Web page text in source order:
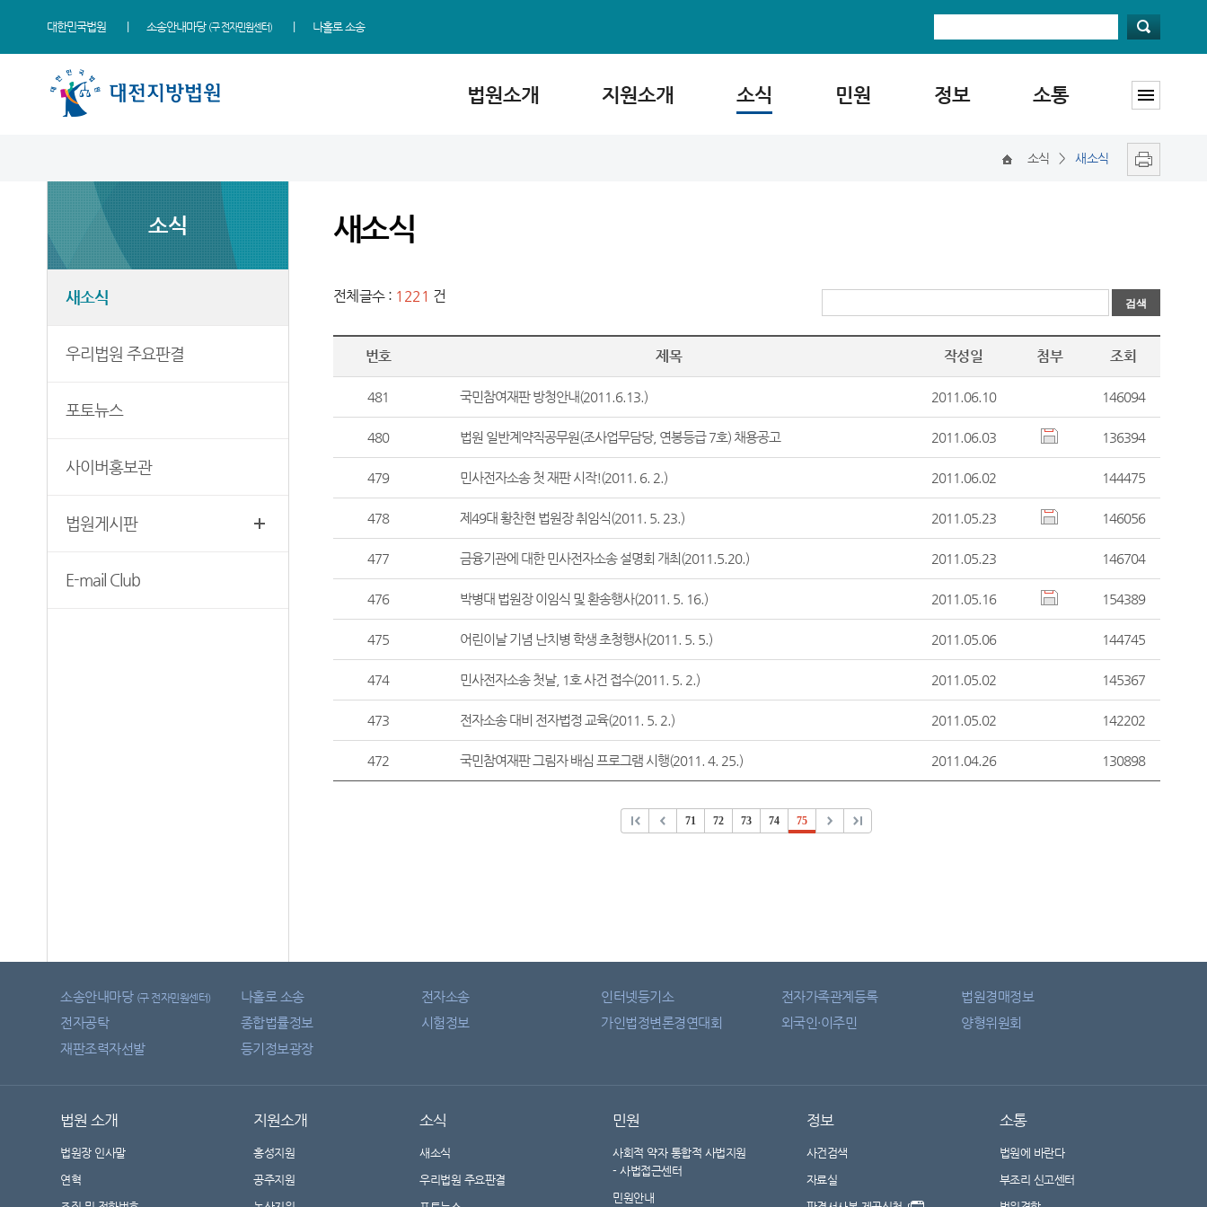
대한민국법원 소송안내마당 (구 전자민원센터) 나홀로 소송
법원소개 지원소개 소식 민원 정보 소통
조직 및 전화번호
시/군법원
청사안내
공주지원
논산지원
우리법원 주요판결
포토뉴스
E-mail Club
사회적 약자 통합적 사법
지원 - 사법접근센터
민원안내
유관기관안내
재판기록열람복사예약
자료실
판결서사본 제공신청
부조리 신고센터
법원견학
소식 > 새소식
소식
새소식
우리법원 주요판결
포토뉴스
사이버홍보관
법원게시판
E-mail Club
새소식
전체글수 : 1221 건
번호 제목 작성일 첨부 조회
481 국민참여재판 방청안내(2011.6.13.) 2011.06.10 146094
480 법원 일반계약직공무원(조사업무담당, 연봉등급 7호) 채용공고 2011.06.03 136394
479 민사전자소송 첫 재판 시작!(2011. 6. 2.) 2011.06.02 144475
478 제49대 황찬현 법원장 취임식(2011. 5. 23.) 2011.05.23 146056
477 금융기관에 대한 민사전자소송 설명회 개최(2011.5.20.) 2011.05.23 146704
476 박병대 법원장 이임식 및 환송행사(2011. 5. 16.) 2011.05.16 154389
475 어린이날 기념 난치병 학생 초청행사(2011. 5. 5.) 2011.05.06 144745
474 민사전자소송 첫날, 1호 사건 접수(2011. 5. 2.) 2011.05.02 145367
473 전자소송 대비 전자법정 교육(2011. 5. 2.) 2011.05.02 142202
472 국민참여재판 그림자 배심 프로그램 시행(2011. 4. 25.) 2011.04.26 130898
71 72 73 74 75
소송안내마당 (구 전자민원센터) 나홀로 소송 전자소송 인터넷등기소 전자가족관계등록
법원경매정보
전자공탁
종합법률정보 시험정보 가인법정변론경연대회 외국인·이주민
양형위원회
재판조력자선발
등기정보광장
법원 소개
법원장 인사말
연혁
지원소개
홍성지원
공주지원
소식
새소식
우리법원 주요판결
민원
사회적 약자 통합적 사법지원
- 사법접근센터
민원안내
정보
사건검색
자료실
소통
법원에 바란다
부조리 신고센터